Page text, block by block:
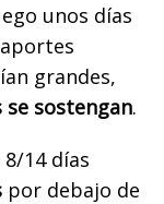
unos días
grandes,
se sostengan.
14 días
por debajo de